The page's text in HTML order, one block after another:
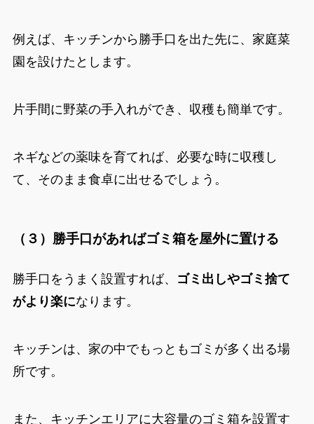
例えば、キッチンから勝手口を出た先に、家庭菜
園を設けたとします。
片手間に野菜の手入れができ、 収穫も簡単です。
ネギなどの薬味を育てれば、必要な時に収穫し
て、そのまま食卓に出せるでしょう。
（３）勝手口があればゴミ箱を屋外に置ける
勝手口をうまく設置すれば、
ゴミ出しやゴミ捨て
がより楽になります。
キッチンは、家の中でもっともゴミが多く出る場
所です。
また、キッチンエリアに大容量のゴミ箱を設置す